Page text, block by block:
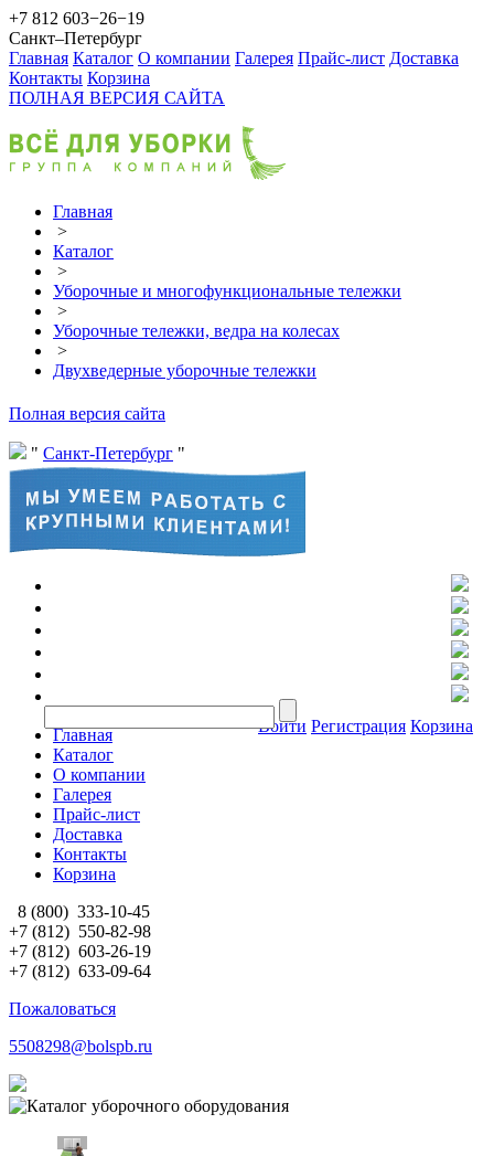
+7 812 603−26−19
Санкт–Петербург
Главная Каталог О компании Галерея Прайс-лист Доставка
Контакты Корзина
ПОЛНАЯ ВЕРСИЯ САЙТА
Главная
>
Каталог
>
Уборочные и многофункциональные тележки
>
Уборочные тележки, ведра на колесах
>
Двухведерные уборочные тележки
Полная версия сайта
Санкт-Петербург
Войти Регистрация Корзина
Главная
Каталог
О компании
Галерея
Прайс-лист
Доставка
Контакты
Корзина
8 (800) 333-10-45
+7 (812) 550-82-98
+7 (812) 603-26-19
+7 (812) 633-09-64
Пожаловаться
5508298@bolspb.ru